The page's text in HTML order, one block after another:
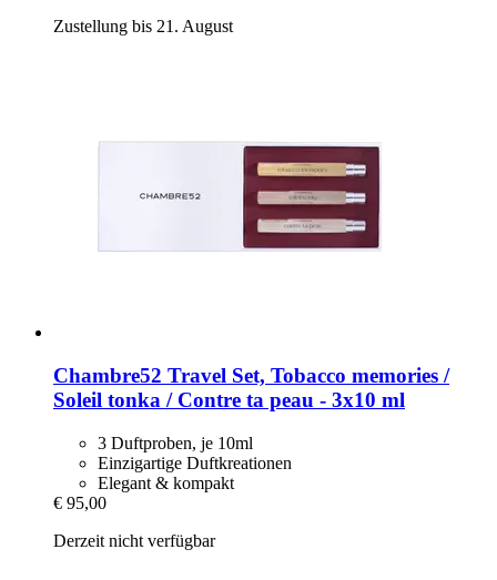
Zustellung bis 21. August
Chambre52 Travel Set, Tobacco memories /
Soleil tonka / Contre ta peau -​ 3x10 ml
3 Duftproben, je 10ml
Einzigartige Duftkreationen
Elegant & kompakt
€ 95,00
Derzeit nicht verfügbar